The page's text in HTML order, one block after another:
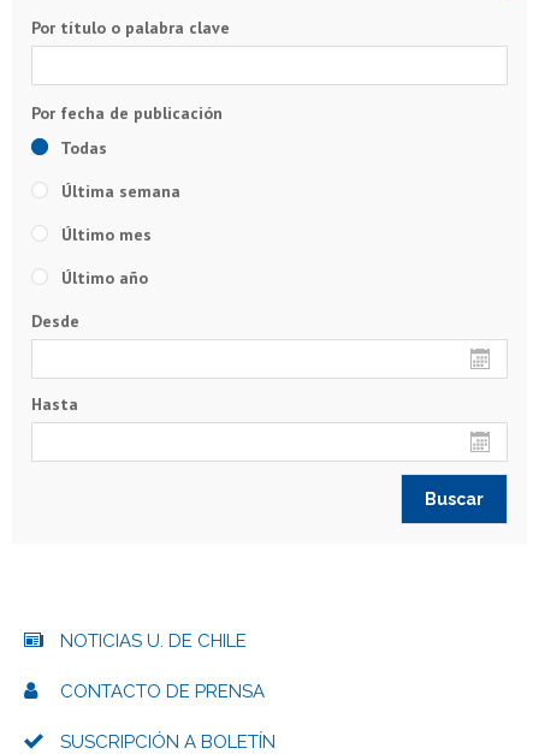
Por título o palabra clave
Todas
Última semana
Último mes
Último año
Desde
Hasta
NOTICIAS U. DE CHILE
CONTACTO DE PRENSA
SUSCRIPCIÓN A BOLETÍN